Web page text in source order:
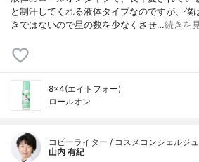
と制汗してくれる液体タイプなのですが、僕
きではないので星の数を少なくさせ…続きを
8×4(エイトフォー)
ロールオン
コピーライター / コスメコンシェルジ
山内 有紀